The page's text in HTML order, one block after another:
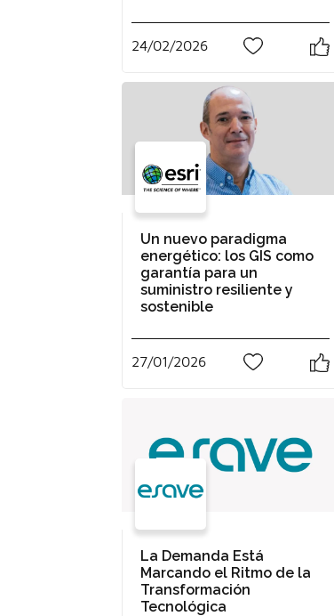
24/02/2026
Un nuevo paradigma
energético: los GIS como
garantía para un
suministro resiliente y
sostenible
27/01/2026
La Demanda Está
Marcando el Ritmo de la
Transformación
Tecnológica